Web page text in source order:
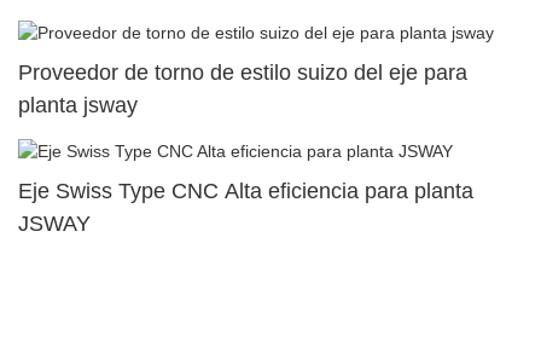
Proveedor de torno de estilo suizo del eje para
planta jsway
Eje Swiss Type CNC Alta eficiencia para planta
JSWAY